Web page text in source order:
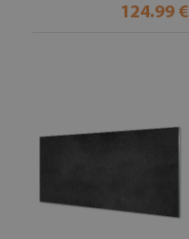
124.99 €